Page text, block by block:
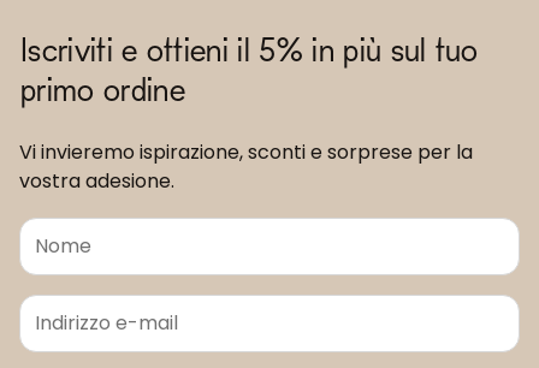
Iscriviti e ottieni il 5% in più sul tuo
primo ordine
Vi invieremo ispirazione, sconti e sorprese per la
vostra adesione.